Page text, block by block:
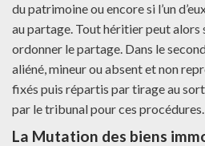
du patrimoine ou encore si l’un
au partage. Tout héritier peut
ordonner le partage. Dans le
aliéné, mineur ou absent et non
fixés puis répartis par tirage au
par le tribunal pour ces procédures.
La Mutation des biens